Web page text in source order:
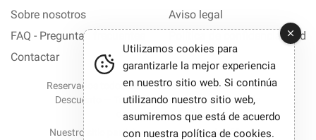
Sobre nosotros
FAQ - Preguntas frecuentes
Contactar
Aviso legal
Política de confidencialidad
Reservados todos los derechos © 2012-2026 Buen
Descuento — Todas las ofertas y los códigos de
descuento en 1 clic
Nuestro sitio participa en programas de afiliación.
Utilizamos cookies para
garantizarle la mejor experiencia
en nuestro sitio web. Si continúa
utilizando nuestro sitio web,
asumiremos que está de acuerdo
con nuestra política de cookies.